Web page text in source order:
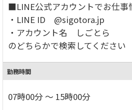
■LINE公式アカウントでお仕事
・LINE ID @sigotora.jp
・アカウント名 しごとら
のどちらかで検索してください
勤務時間
07時00分 ～ 15時00分